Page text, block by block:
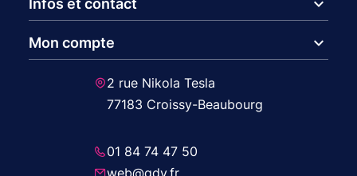
Mon compte expand_more
2 rue Nikola Tesla
77183 Croissy-Beaubourg
01 84 74 47 50
web@gdv.fr